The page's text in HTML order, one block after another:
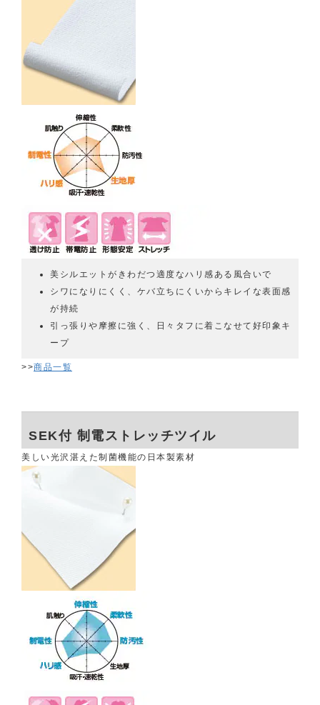
美シルエットがきわだつ適度なハリ感ある風合いで
シワになりにくく、ケバ立ちにくいからキレイな表面感
が持続
引っ張りや摩擦に強く、日々タフに着こなせて好印象キ
ープ
>>商品一覧
SEK付 制電ストレッチツイル
美しい光沢湛えた制菌機能の日本製素材